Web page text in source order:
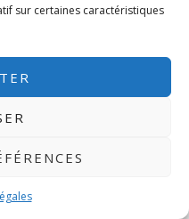
sur certaines caractéristiques
biens mieux choisis, mieux
prochaine étape :visiter
par l’émotion ou la
essentielles)
et la plus piégeuse.